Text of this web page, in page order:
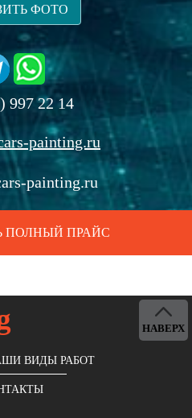
ФОТО
997 22 14
painting.ru
painting.ru
ПОЛНЫЙ ПРАЙС
ВИДЫ РАБОТ
НАВЕРХ